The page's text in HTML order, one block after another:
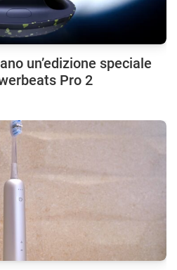
un’edizione speciale
Pro 2